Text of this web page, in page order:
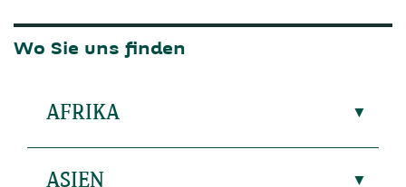
Wo Sie uns finden
AFRIKA
ASIEN